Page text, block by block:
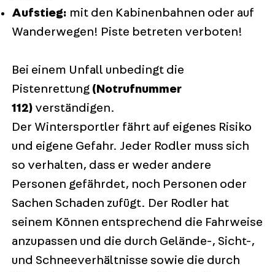
Aufstieg: mit den Kabinenbahnen oder auf
Wanderwegen! Piste betreten verboten!
Bei einem Unfall unbedingt die
Pistenrettung(Notrufnummer
112)verständigen.
Der Wintersportler fährt auf eigenes Risiko
und eigene Gefahr. Jeder Rodler muss sich
so verhalten, dass er weder andere
Personen gefährdet, noch Personen oder
Sachen Schaden zufügt. Der Rodler hat
seinem Können entsprechend die Fahrweise
anzupassen und die durch Gelände-, Sicht-,
und Schneeverhältnisse sowie die durch